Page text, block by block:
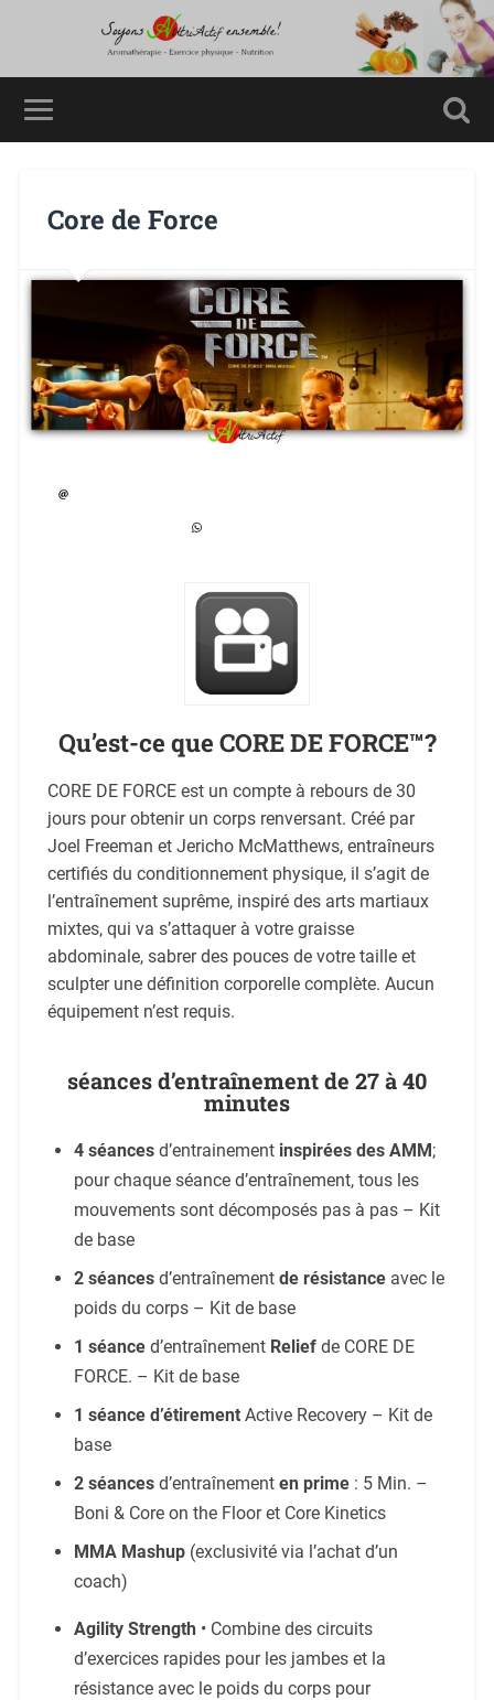
Core de Force
Qu’est-ce que CORE DE FORCE™?
CORE DE FORCE est un compte à rebours de 30
jours pour obtenir un corps renversant. Créé par
Joel Freeman et Jericho McMatthews, entraîneurs
certifiés du conditionnement physique, il s’agit de
l’entraînement suprême, inspiré des arts martiaux
mixtes, qui va s’attaquer à votre graisse
abdominale, sabrer des pouces de votre taille et
sculpter une définition corporelle complète. Aucun
équipement n’est requis.
séances d’entraînement de 27 à 40
minutes
4 séancesd’entrainementinspirées des AMM;
pour chaque séance d’entraînement, tous les
mouvements sont décomposés pas à pas – Kit
de base
2 séances d’entraînement de résistanceavec le
poids du corps – Kit de base
1 séanced’entraînement Reliefde CORE DE
FORCE. – Kit de base
1 séance d’étirementActive Recovery – Kit de
base
2 séancesd’entraînementen prime: 5 Min. –
Boni & Core on the Floor et Core Kinetics
MMA Mashup(exclusivité via l’achat d’un
coach)
Agility Strength• Combine des circuits
d’exercices rapides pour les jambes et la
résistance avec le poids du corps pour